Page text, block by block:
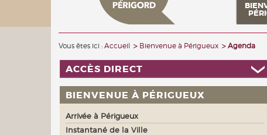
Vous êtes ici : Accueil Bienvenue à Périgueux Agenda
ACCÈS DIRECT
BIENVENUE À PÉRIGUEUX
Arrivée à Périgueux
Instantané de la Ville